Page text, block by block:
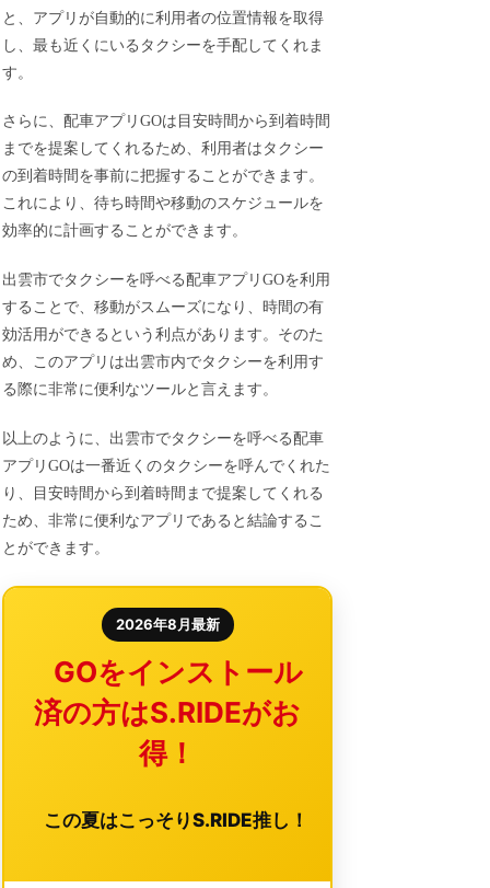
と、アプリが自動的に利用者の位置情報を取得
し、最も近くにいるタクシーを手配してくれま
す。
さらに、配車アプリGOは目安時間から到着時間
までを提案してくれるため、利用者はタクシー
の到着時間を事前に把握することができます。
これにより、待ち時間や移動のスケジュールを
効率的に計画することができます。
出雲市でタクシーを呼べる配車アプリGOを利用
することで、移動がスムーズになり、時間の有
効活用ができるという利点があります。そのた
め、このアプリは出雲市内でタクシーを利用す
る際に非常に便利なツールと言えます。
以上のように、出雲市でタクシーを呼べる配車
アプリGOは一番近くのタクシーを呼んでくれた
り、目安時間から到着時間まで提案してくれる
ため、非常に便利なアプリであると結論するこ
とができます。
2026年8月最新
GOをインストール
済の方はS.RIDEがお
得！
この夏はこっそりS.RIDE推し！